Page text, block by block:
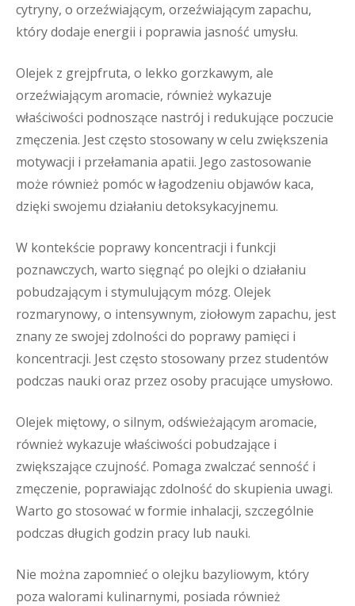
cytryny, o orzeźwiającym, orzeźwiającym zapachu,
który dodaje energii i poprawia jasność umysłu.
Olejek z grejpfruta, o lekko gorzkawym, ale
orzeźwiającym aromacie, również wykazuje
właściwości podnoszące nastrój i redukujące poczucie
zmęczenia. Jest często stosowany w celu zwiększenia
motywacji i przełamania apatii. Jego zastosowanie
może również pomóc w łagodzeniu objawów kaca,
dzięki swojemu działaniu detoksykacyjnemu.
W kontekście poprawy koncentracji i funkcji
poznawczych, warto sięgnąć po olejki o działaniu
pobudzającym i stymulującym mózg. Olejek
rozmarynowy, o intensywnym, ziołowym zapachu, jest
znany ze swojej zdolności do poprawy pamięci i
koncentracji. Jest często stosowany przez studentów
podczas nauki oraz przez osoby pracujące umysłowo.
Olejek miętowy, o silnym, odświeżającym aromacie,
również wykazuje właściwości pobudzające i
zwiększające czujność. Pomaga zwalczać senność i
zmęczenie, poprawiając zdolność do skupienia uwagi.
Warto go stosować w formie inhalacji, szczególnie
podczas długich godzin pracy lub nauki.
Nie można zapomnieć o olejku bazyliowym, który
poza walorami kulinarnymi, posiada również